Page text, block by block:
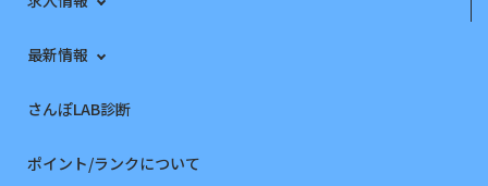
最新情報
さんぽLAB診断
ポイント/ランクについて